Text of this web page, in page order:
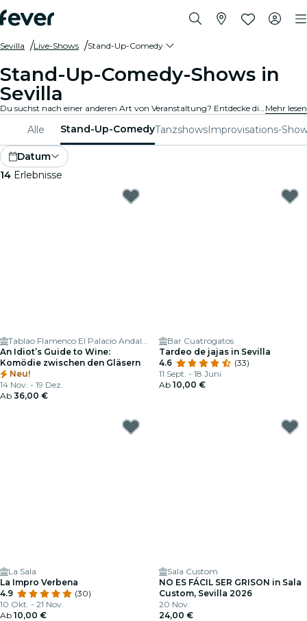
Sevilla Live-Shows Stand-Up-Comedy
Stand-Up-Comedy-Shows in
Sevilla
Du suchst nach einer anderen Art von Veranstaltung? Entdecke die besten Stand-Up-Comedy- und Open-Mic-Shows in Sevilla und wähle aus dem vielfältigen Programm, das Dich an verschiedenen Orten der Stadt erwartet. Mehr lesen
Alle Stand-Up-ComedyTanzshowsImprovisations-
Datum
14 Erlebnisse
Tablao Flamenco El Palacio Andaluz - Sala Museo
An Idiot’s Guide to Wine:
Komödie zwischen den Gläsern
Neu!
14 Nov. - 19 Dez.
Ab 36,00 €
Bar Cuatrogatos
Tardeo de jajas in Sevilla
4.6
(33)
11 Sept. - 18 Juni
Ab 10,00 €
La Sala
La Impro Verbena
4.9
(30)
10 Okt. - 21 Nov.
Ab 10,00 €
Sala Custom
NO ES FÁCIL SER GRISON in Sala
Custom, Sevilla 2026
20 Nov.
24,00 €